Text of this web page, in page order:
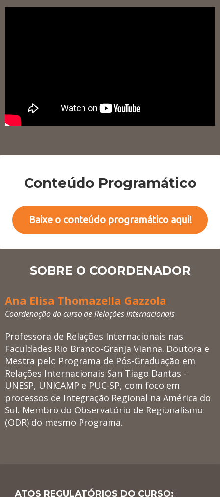
Conteúdo Programático
Baixe o conteúdo programático aqui!
SOBRE O COORDENADOR
Ana Elisa Thomazella Gazzola
Coordenação do curso de Relações Internacionais
Professora de Relações Internacionais nas
Faculdades Rio Branco-Granja Vianna. Doutora e
Mestra pelo Programa de Pós-Graduação em
Relações Internacionais San Tiago Dantas -
UNESP, UNICAMP e PUC-SP, com foco em
processos de Integração Regional na América do
Sul. Membro do Observatório de Regionalismo
(ODR) do mesmo Programa.
ATOS REGULATÓRIOS DO CURSO: